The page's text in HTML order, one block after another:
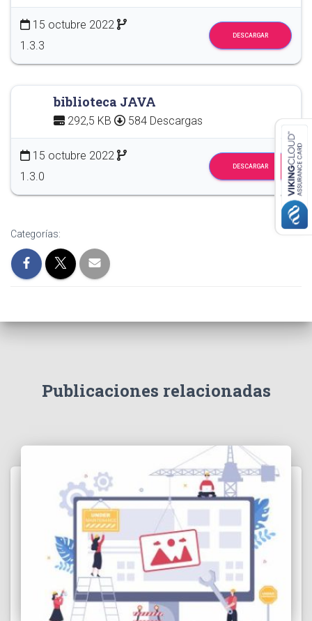
15 octubre 2022
1.3.3
DESCARGAR
biblioteca JAVA
292,5 KB 584 Descargas
15 octubre 2022
1.3.0
DESCARGAR
Categorías:
Publicaciones relacionadas